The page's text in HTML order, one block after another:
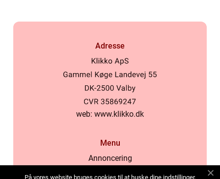
Adresse
web: www.klikko.dk
Menu
Annoncering
På vores website bruges cookies til at huske dine indstillinger,